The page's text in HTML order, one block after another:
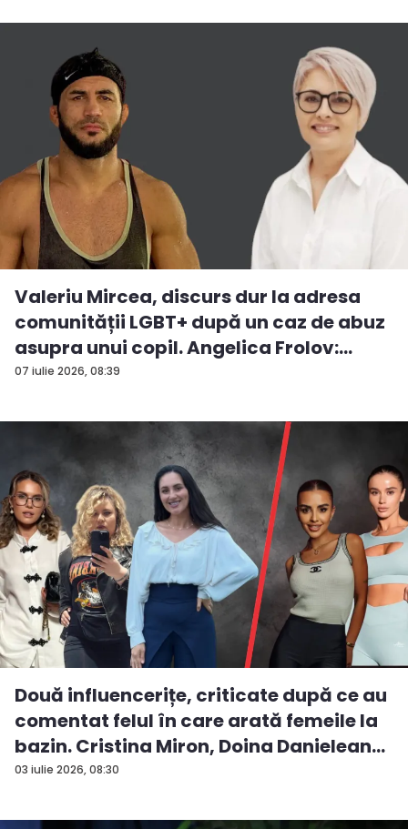
07 iulie 2026, 08:39
Valeriu Mircea, discurs dur la adresa
comunității LGBT+ după un caz de abuz
asupra unui copil. Angelica Frolov:
„Cum...
03 iulie 2026, 08:30
Două influencerițe, criticate după ce au
comentat felul în care arată femeile la
bazin. Cristina Miron, Doina Danielean
ș...